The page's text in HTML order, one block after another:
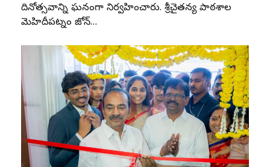
దినోత్సవాన్ని ఘనంగా నిర్వహించారు. శ్రీచైతన్య పాఠశాల
మెహిదీపట్నం జోన్‌…